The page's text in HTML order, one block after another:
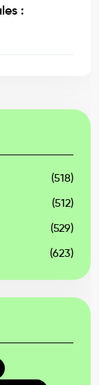
:
(518)
(512)
(529)
(623)